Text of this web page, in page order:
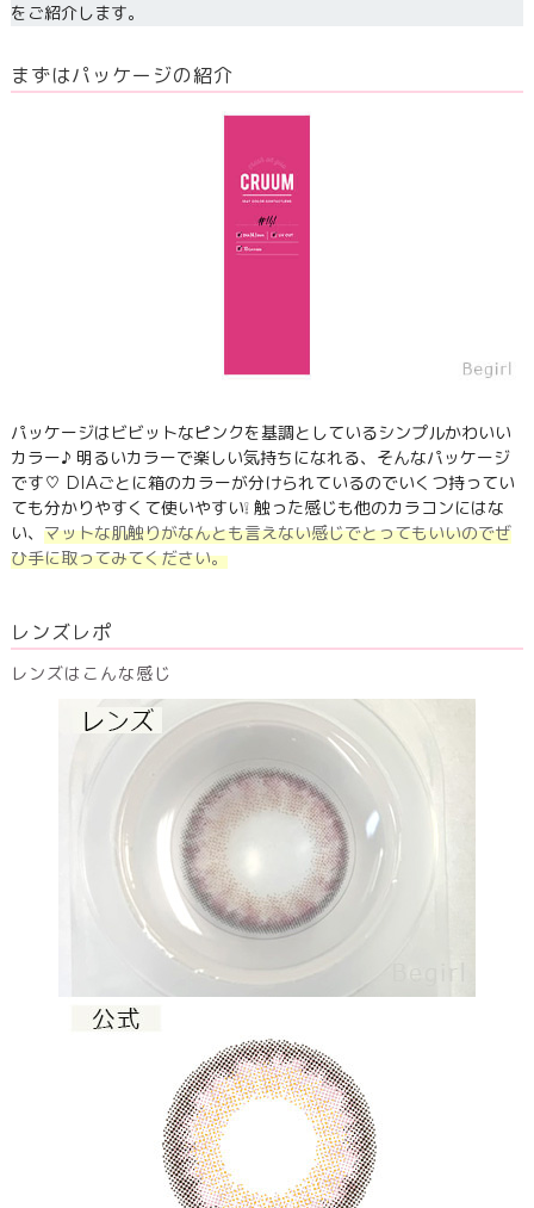
をご紹介します。
まずはパッケージの紹介
パッケージはビビットなピンクを基調としているシンプルかわいい
カラー♪ 明るいカラーで楽しい気持ちになれる、そんなパッケージ
です♡ DIAごとに箱のカラーが分けられているのでいくつ持ってい
ても分かりやすくて使いやすい❕ 触った感じも他のカラコンにはな
い、 マットな肌触りがなんとも言えない感じでとってもいいのでぜ
ひ手に取ってみてください。
レンズレポ
レンズはこんな感じ